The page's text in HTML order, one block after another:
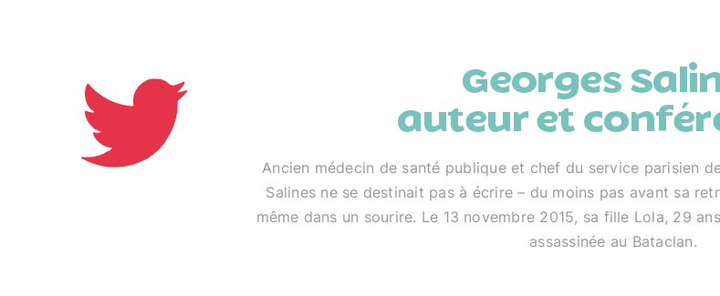
Georges
auteur et
Ancien médecin de santé publique et chef du service parisien
Salines ne se destinait pas à écrire – du moins pas avant sa
même dans un sourire. Le 13 novembre 2015, sa fille Lola, 29
assassinée au Bataclan.